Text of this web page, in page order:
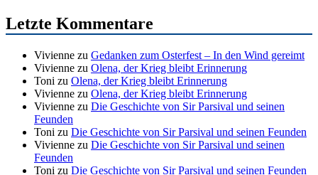
Letzte Kommentare
Vivienne zu Gedanken zum Osterfest – In den Wind gereimt
Vivienne zu Olena, der Krieg bleibt Erinnerung
Toni zu Olena, der Krieg bleibt Erinnerung
Vivienne zu Olena, der Krieg bleibt Erinnerung
Vivienne zu Die Geschichte von Sir Parsival und seinen
Feunden
Toni zu Die Geschichte von Sir Parsival und seinen Feunden
Vivienne zu Die Geschichte von Sir Parsival und seinen
Feunden
Toni zu Die Geschichte von Sir Parsival und seinen Feunden